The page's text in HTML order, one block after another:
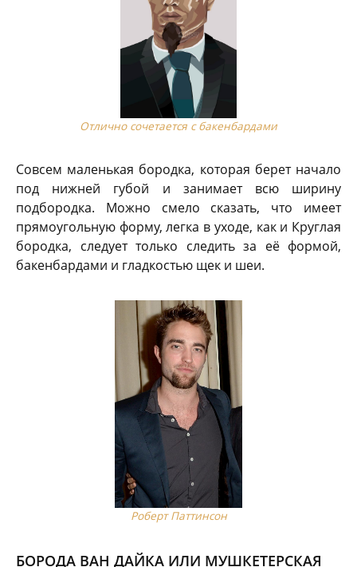
Отлично сочетается с бакенбардами
Совсем маленькая бородка, которая берет начало
под нижней губой и занимает всю ширину
подбородка. Можно смело сказать, что имеет
прямоугольную форму, легка в уходе, как и Круглая
бородка, следует только следить за её формой,
бакенбардами и гладкостью щек и шеи.
Роберт Паттинсон
БОРОДА ВАН ДАЙКА ИЛИ МУШКЕТЕРСКАЯ